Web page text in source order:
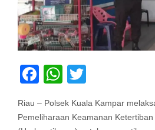
Facebook
WhatsApp
Riau – Polsek Kuala Kampar
Pemeliharaan Keamanan